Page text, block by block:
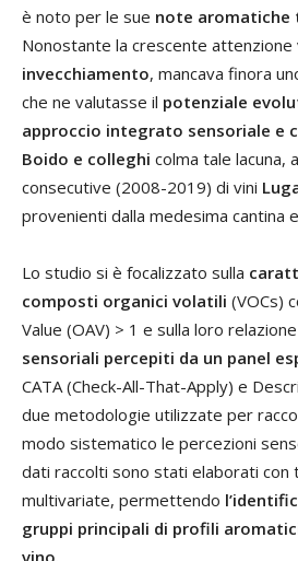
è noto per le sue note aromatiche
Nonostante la crescente attenzione
invecchiamento, mancava finora
che ne valutasse il potenziale
approccio integrato sensoriale e
Boido e colleghi colma tale lacuna,
consecutive (2008-2019) di vini
provenienti dalla medesima cantina
Lo studio si è focalizzato sulla
composti organici volatili (VOCs)
Value (OAV) > 1 e sulla loro
sensoriali percepiti da un panel
CATA (Check-All-That-Apply) e
due metodologie utilizzate per
modo sistematico le percezioni
dati raccolti sono stati elaborati con
multivariate, permettendo
gruppi principali di profili
vino.